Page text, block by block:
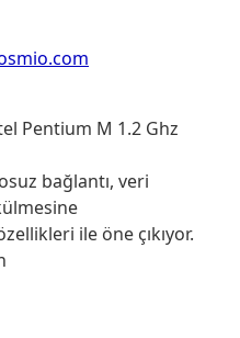
Pentium M 1.2 Ghz
bağlantı, veri
ile öne çıkıyor.